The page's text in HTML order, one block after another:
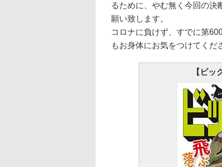
るために、やむ無く今回の決
願い致します。
コロナに負けず、すでに第
もお身体にお気をつけてくだ
【ビッ